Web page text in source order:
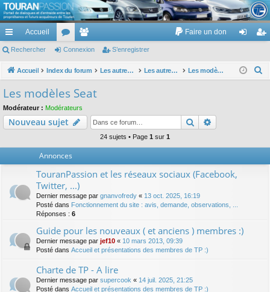
TouranPassion
Le forum des propriétaires ou futurs acquéreurs du Volkswagen Touran
cc
ès
pi
de
Accueil
or
u
e
m
Faire un don
ne nr
Rechercher Connexion S’enregistrer
Accueil Index du forum Les autres voitures et ce qui touche à la voiture Les autres modèles du groupe VW Les modèles Seat
c
Les modèles Seat
Modérateur : Modérateurs
Nouveau sujet Rechercher
24 sujets • Page 1 sur 1
Annonces
TouranPassion et les réseaux sociaux (Facebook,
Twitter, ...)
Dernier message par gnanvofredy « 13 oct. 2025, 16:19
Posté dans Fonctionnement du site : avis, demande, observations, ...
Réponses : 6
Guide pour les nouveaux ( et anciens ) membres :)
Dernier message par jef10 « 10 mars 2013, 09:39
Posté dans Accueil et présentations des membres de TP :)
Charte de TP - A lire
Dernier message par supercook « 14 juil. 2025, 21:25
Posté dans Accueil et présentations des membres de TP :)